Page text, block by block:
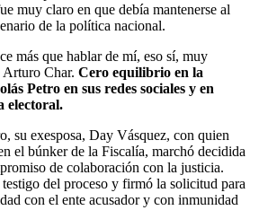
muy claro en que debía mantenerse al
de la política nacional.
más que hablar de mí, eso sí, muy
Arturo Char. Cero equilibrio en la
Petro en sus redes sociales y en
electoral.
su exesposa, Day Vásquez, con quien
el búnker de la Fiscalía, marchó decidida
de colaboración con la justicia.
del proceso y firmó la solicitud para
con el ente acusador y con inmunidad